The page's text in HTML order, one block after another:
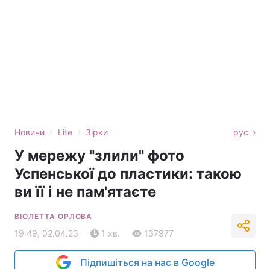
Новини › Lite › Зірки рус
У мережу "злили" фото
Успенської до пластики: такою
ви її і не пам'ятаєте
ВІОЛЕТТА ОРЛОВА
19:49, 02.04.23 1 хв. 137977
Підпишіться на нас в Google